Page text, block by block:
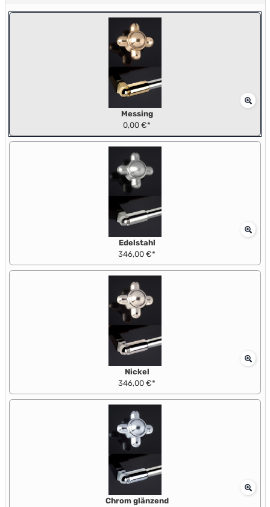
Messing
0,00 €*
Edelstahl
346,00 €*
Nickel
346,00 €*
Chrom glänzend